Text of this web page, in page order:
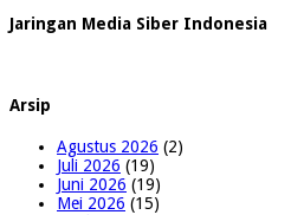
Jaringan Media Siber Indonesia
Arsip
Agustus 2026 (2)
Juli 2026 (19)
Juni 2026 (19)
Mei 2026 (15)